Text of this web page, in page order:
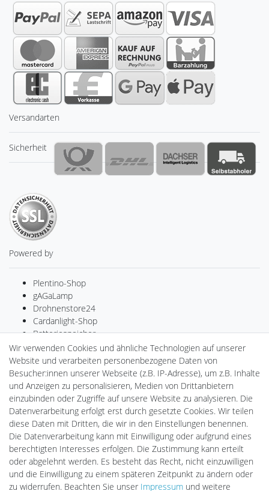
Versandarten
Sicherheit
Powered by
Plentino-Shop
gAGaLamp
Drohnenstore24
Cardanlight-Shop
Batteriespeicher
PlentiSolar
Gebrauchtlicht
Ledkauf
DEYESOLAR
Lightech Connect
CardanLight Europe
FORTIMO LEDs
LED-RETROSHOP
Wallbox24
Wir verwenden Cookies und ähnliche Technologien auf unserer
Website und verarbeiten personenbezogene Daten von
Besucher:innen unserer Webseite (z.B. IP-Adresse), um z.B. Inhalte
und Anzeigen zu personalisieren, Medien von Drittanbietern
einzubinden oder Zugriffe auf unsere Website zu analysieren. Die
Datenverarbeitung erfolgt erst durch gesetzte Cookies. Wir teilen
diese Daten mit Dritten, die wir in den Einstellungen benennen.
Die Datenverarbeitung kann mit Einwilligung oder aufgrund eines
berechtigten Interesses erfolgen. Die Zustimmung kann erteilt
oder abgelehnt werden. Es besteht das Recht, nicht einzuwilligen
und die Einwilligung zu einem späteren Zeitpunkt zu ändern oder
zu widerrufen. Beachten Sie unser Impressum und weitere